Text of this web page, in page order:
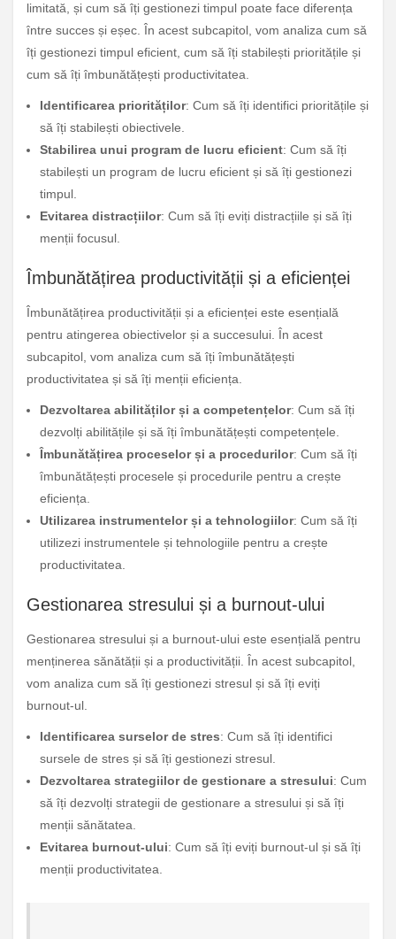
limitată, și cum să îți gestionezi timpul poate face diferența
între succes și eșec. În acest subcapitol, vom analiza cum să
îți gestionezi timpul eficient, cum să îți stabilești prioritățile și
cum să îți îmbunătățești productivitatea.
Identificarea priorităților: Cum să îți identifici prioritățile și
să îți stabilești obiectivele.
Stabilirea unui program de lucru eficient: Cum să îți
stabilești un program de lucru eficient și să îți gestionezi
timpul.
Evitarea distracțiilor: Cum să îți eviți distracțiile și să îți
menții focusul.
Îmbunătățirea productivității și a eficienței
Îmbunătățirea productivității și a eficienței este esențială
pentru atingerea obiectivelor și a succesului. În acest
subcapitol, vom analiza cum să îți îmbunătățești
productivitatea și să îți menții eficiența.
Dezvoltarea abilităților și a competențelor: Cum să îți
dezvolți abilitățile și să îți îmbunătățești competențele.
Îmbunătățirea proceselor și a procedurilor: Cum să îți
îmbunătățești procesele și procedurile pentru a crește
eficiența.
Utilizarea instrumentelor și a tehnologiilor: Cum să îți
utilizezi instrumentele și tehnologiile pentru a crește
productivitatea.
Gestionarea stresului și a burnout-ului
Gestionarea stresului și a burnout-ului este esențială pentru
menținerea sănătății și a productivității. În acest subcapitol,
vom analiza cum să îți gestionezi stresul și să îți eviți
burnout-ul.
Identificarea surselor de stres: Cum să îți identifici
sursele de stres și să îți gestionezi stresul.
Dezvoltarea strategiilor de gestionare a stresului: Cum
să îți dezvolți strategii de gestionare a stresului și să îți
menții sănătatea.
Evitarea burnout-ului: Cum să îți eviți burnout-ul și să îți
menții productivitatea.